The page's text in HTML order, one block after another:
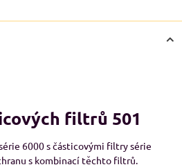
filtrů 501
6000 s částicovými filtry série
s kombinací těchto filtrů.